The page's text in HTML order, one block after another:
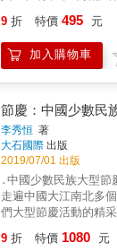
定義，企圖將當下的
可以持續透過影像去
後，再次地於心中繼
9 折 特價 495 元
加入購物車
節慶：中國少數民
李秀恒 著
大石國際 出版
2019/07/01 出版
․中國少數民族大型節
走遍中國大江南北多
們大型節慶活動的精
王節」⋯⋯用鏡頭把他
9 折 特價 1080 元